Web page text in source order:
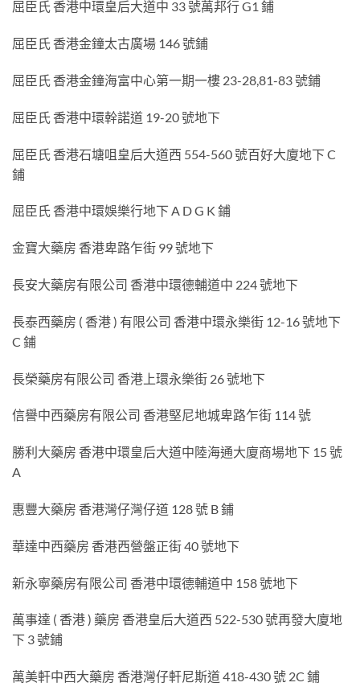
屈臣氏 香港中環皇后大道中 33 號萬邦行 G1 鋪
屈臣氏 香港金鐘太古廣場 146 號鋪
屈臣氏 香港金鐘海富中心第一期一樓 23-28,81-83 號鋪
屈臣氏 香港中環幹諾道 19-20 號地下
屈臣氏 香港石塘咀皇后大道西 554-560 號百好大廈地下 C
鋪
屈臣氏 香港中環娛樂行地下 A D G K 鋪
金寶大藥房 香港卑路乍街 99 號地下
長安大藥房有限公司 香港中環德輔道中 224 號地下
長泰西藥房 ( 香港 ) 有限公司 香港中環永樂街 12-16 號地下
C 鋪
長榮藥房有限公司 香港上環永樂街 26 號地下
信譽中西藥房有限公司 香港堅尼地城卑路乍街 114 號
勝利大藥房 香港中環皇后大道中陸海通大廈商場地下 15 號
A
惠豐大藥房 香港灣仔灣仔道 128 號 B 鋪
華達中西藥房 香港西營盤正街 40 號地下
新永寧藥房有限公司 香港中環德輔道中 158 號地下
萬事達 ( 香港 ) 藥房 香港皇后大道西 522-530 號再發大廈地
下 3 號鋪
萬美軒中西大藥房 香港灣仔軒尼斯道 418-430 號 2C 鋪